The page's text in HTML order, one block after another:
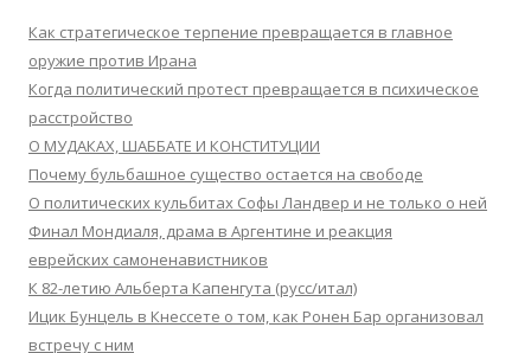
Как стратегическое терпение превращается в главное
оружие против Ирана
Когда политический протест превращается в психическое
расстройство
О МУДАКАХ, ШАББАТЕ И КОНСТИТУЦИИ
Почему бульбашное существо остается на свободе
О политических кульбитах Софы Ландвер и не только о ней
Финал Мондиаля, драма в Аргентине и реакция
еврейских самоненавистников
К 82-летию Альберта Капенгута (русс/итал)
Ицик Бунцель в Кнессете о том, как Ронен Бар организовал
встречу с ним